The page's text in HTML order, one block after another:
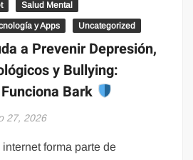
Salud Mental
y Apps Uncategorized
a Prevenir Depresión,
y Bullying:
Bark
27, 2026
forma parte de